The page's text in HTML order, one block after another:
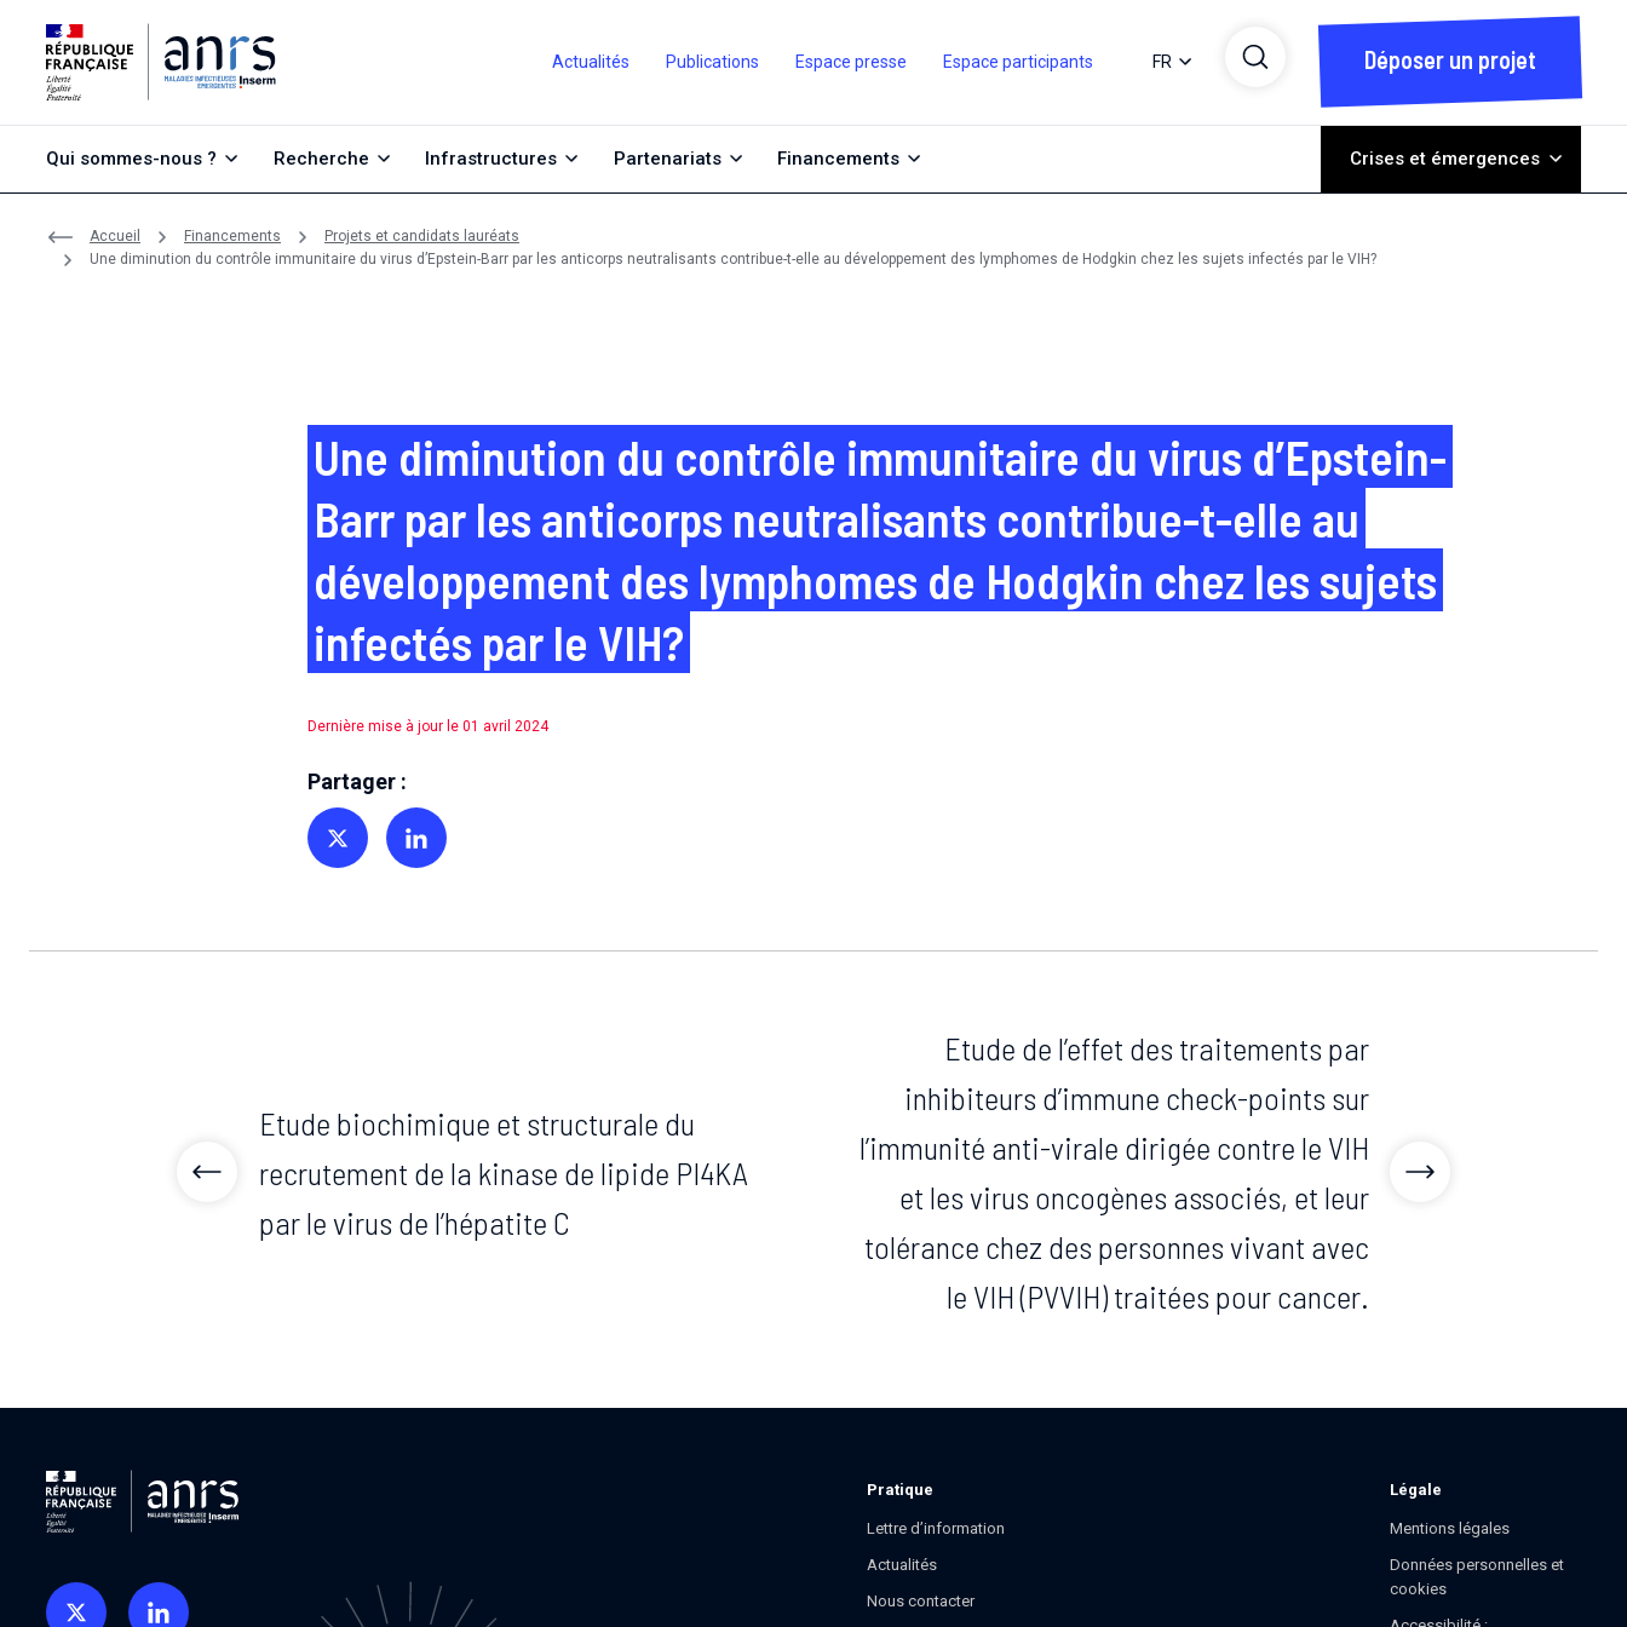
Actualités Publications Espace presse Espace participants FR Déposer un projet
Qui sommes-nous ? Recherche Infrastructures Partenariats Financements Crises et émergences
Accueil Financements
Projets et candidats lauréats
Une diminution du contrôle immunitaire du virus d’Epstein-Barr par les anticorps neutralisants contribue-t-elle au développement des lymphomes de Hodgkin chez les sujets infectés par le VIH?
Une diminution du contrôle immunitaire du virus d’Epstein-
Barr par les anticorps neutralisants contribue-t-elle au
développement des lymphomes de Hodgkin chez les sujets
infectés par le VIH?
Dernière mise à jour le 01 avril 2024
Partager :
Partager sur TwitterPartager sur Linkedin
Etude biochimique et structurale du
recrutement de la kinase de lipide PI4KA
par le virus de l’hépatite C
Etude de l’effet des traitements par
inhibiteurs d’immune check-points sur
l’immunité anti-virale dirigée contre le VIH
et les virus oncogènes associés, et leur
tolérance chez des personnes vivant avec
le VIH (PVVIH) traitées pour cancer.
Pratique
Lettre d’information
Actualités
Nous contacter
Légale
Mentions légales
Données personnelles et
cookies